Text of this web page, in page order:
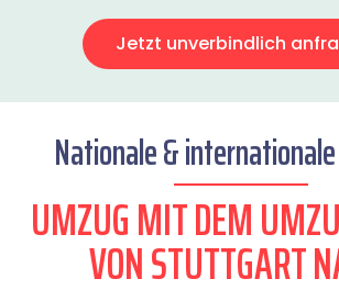
Jetzt unverbindlich
Nationale &
UMZUG MIT DEM
VON STUTTGART